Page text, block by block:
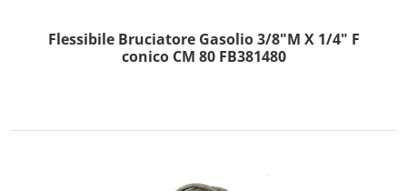
Flessibile Bruciatore Gasolio 3/8"M X 1/4" F
conico CM 80 FB381480